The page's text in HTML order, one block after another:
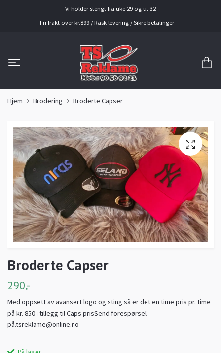
Vi holder stengt fra uke 29 og ut 32
Fri frakt over kr.899 / Rask levering / Sikre betalinger
Hjem Brodering Broderte Capser
Broderte Capser
290,-
Med oppsett av avansert logo og sting så er det en time pris pr. time
på kr. 850 i tillegg til Caps prisSend forespørsel
på.tsreklame@online.no